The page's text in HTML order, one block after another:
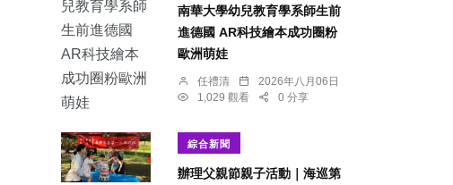
南華大學幼兒教育學系師生前
進德國 AR科技繪本成功圈粉
歐洲萌娃
任禮清
2026年八月06日
1,029 觀看
0 分享
綜合新聞
辦理父親節親子活動｜海巡第